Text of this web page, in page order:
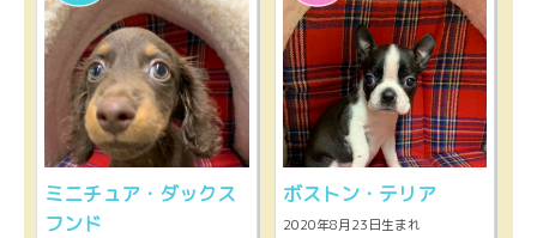
ミニチュア・ダックス
フンド
ボストン・テリア
2020年8月23日生まれ